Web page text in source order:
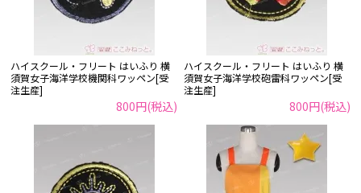
ハイスクール・フリート はいふり 横
須賀女子海洋学校機関科ワッペン[受
注生産]
800円(税込)
ハイスクール・フリート はいふり 横
須賀女子海洋学校砲雷科ワッペン[受
注生産]
800円(税込)